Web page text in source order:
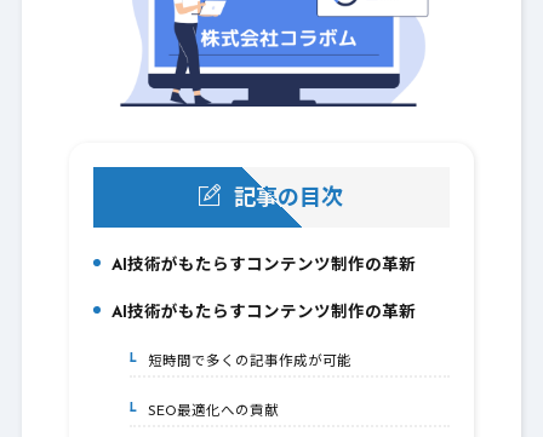
記事の目次
AI技術がもたらすコンテンツ制作の革新
2.AI技術がもたらすコンテンツ制作の革新
2-1.短時間で多くの記事作成が可能
2-2.SEO最適化への貢献